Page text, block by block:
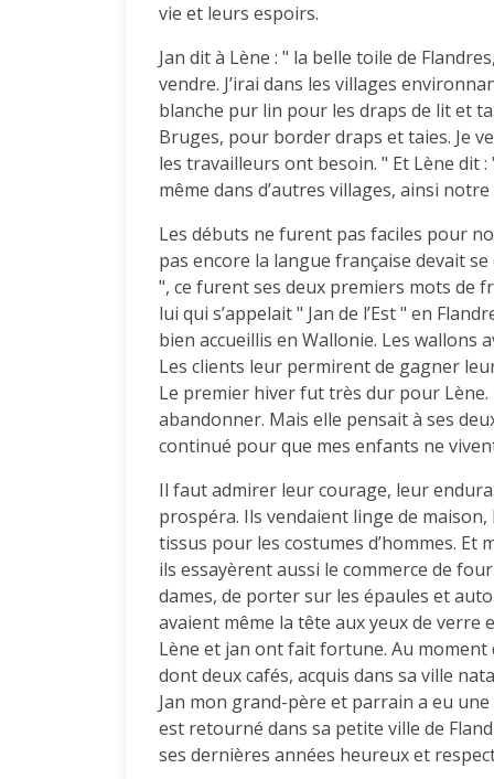
vie et leurs espoirs.
Jan dit à Lène : " la belle toile de
vendre. J’irai dans les villages
blanche pur lin pour les draps de lit et
Bruges, pour border draps et taies. Je
les travailleurs ont besoin. " Et Lène dit
même dans d’autres villages, ainsi
Les débuts ne furent pas faciles pour
pas encore la langue française devait
", ce furent ses deux premiers mots de
lui qui s’appelait " Jan de l’Est " en
bien accueillis en Wallonie. Les
Les clients leur permirent de gagner
Le premier hiver fut très dur pour
abandonner. Mais elle pensait à ses
continué pour que mes enfants ne
Il faut admirer leur courage, leur
prospéra. Ils vendaient linge de
tissus pour les costumes d’hommes. Et
ils essayèrent aussi le commerce de
dames, de porter sur les épaules et
avaient même la tête aux yeux de verre
Lène et jan ont fait fortune. Au
dont deux cafés, acquis dans sa ville
Jan mon grand-père et parrain a eu
est retourné dans sa petite ville de
ses dernières années heureux et